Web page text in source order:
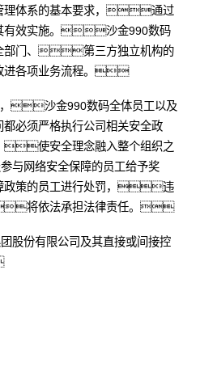
体系的基本要求，通过
有效实施。沙金990数码
部门、第三方独立机构的
进各项业务流程。
沙金990数码全体员工以及
须严格执行公司相关安全政
使安全理念融入整个组织之
与网络安全保障的员工给予奖
政策的员工进行处罚，违
将依法承担法律责任。
股份有限公司及其直接或间接控